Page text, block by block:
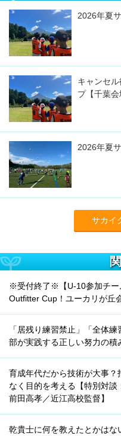
2026年夏
キャンセ
プ【千葉会
2026年夏
サカイ
※受付終了※【U-10参加チー
Outfitter Cup！ユーカリが丘
「居残り練習禁止」「全体
部が実践する正しい努力の積
育成年代だから技術が大事
なく目的を考える【特別対
前田高孝／近江高校監督】
乾貴士に何を教えたとかは